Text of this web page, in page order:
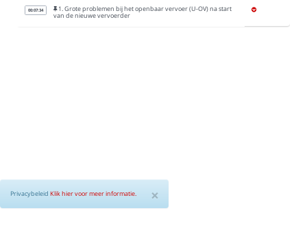
00:07:34
1. Grote problemen bij het openbaar vervoer (U-OV) na start
van de nieuwe vervoerder
×
Privacybeleid Klik hier voor meer informatie.